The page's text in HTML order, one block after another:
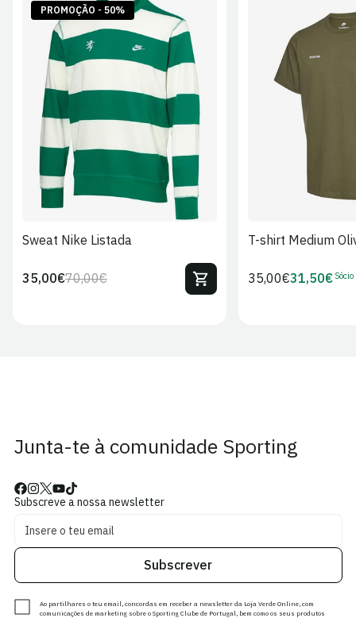
de EnvioeDevoluções
PROMOÇÃO - 50%
S XL 2XL
Sweat Nike Listada
Preço
70,00€Preço
35,00€
T-shirt Medium
Preço
35,00€Preço
31,50€ Sócio
Junta-te à comunidade Sporting
Subscreve a nossa newsletter
Subscrever
Ao partilhares o teu email, concordas em receber a newsletter da Loja Verde Online, com
comunicações de marketing sobre o Sporting Clube de Portugal, bem como os seus produtos